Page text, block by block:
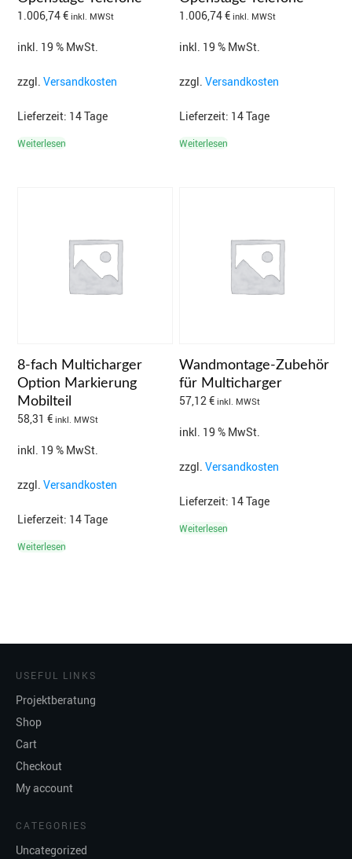
1.006,74€ inkl. MWSt
inkl. 19 % MwSt.
zzgl. Versandkosten
Lieferzeit: 14 Tage
Weiterlesen
1.006,74€ inkl. MWSt
inkl. 19 % MwSt.
zzgl.Versandkosten
Lieferzeit: 14 Tage
Weiterlesen
8-fach Multicharger
Option Markierung
Mobilteil
58,31 € inkl. MWSt
inkl. 19 % MwSt.
zzgl. Versandkosten
Lieferzeit: 14 Tage
Weiterlesen
Wandmontage-Zubehör
für Multicharger
57,12€ inkl. MWSt
inkl. 19 % MwSt.
zzgl.Versandkosten
Lieferzeit: 14 Tage
Weiterlesen
USEFUL LINKS
Projektberatung
Shop
Cart
Checkout
My account
CATEGORIES
Uncategorized